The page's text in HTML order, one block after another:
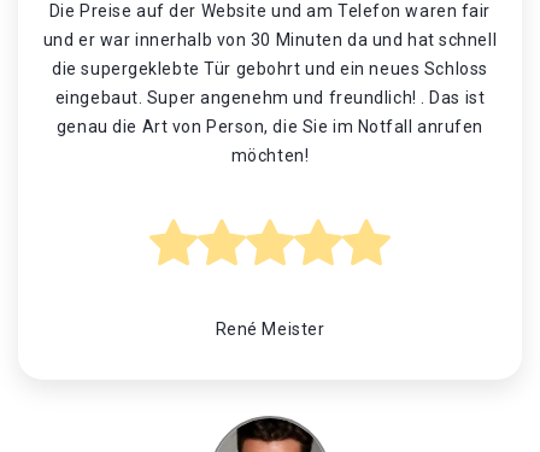
Die Preise auf der Website und am Telefon waren fair
und er war innerhalb von 30 Minuten da und hat schnell
die supergeklebte Tür gebohrt und ein neues Schloss
eingebaut. Super angenehm und freundlich! . Das ist
genau die Art von Person, die Sie im Notfall anrufen
möchten!
René Meister